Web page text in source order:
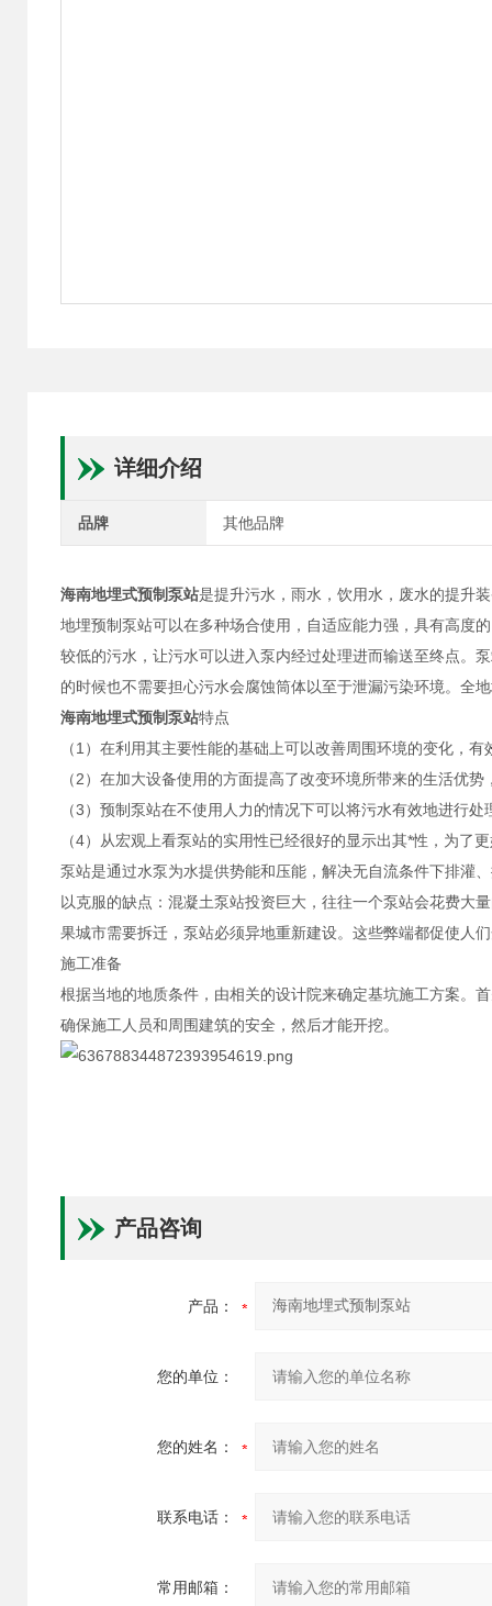
详细介绍
品牌 其他品牌
海南地埋式预制泵站是提升污水，雨水，饮用水，废水的提升
地埋预制泵站可以在多种场合使用，自适应能力强，具有高度
较低的污水，让污水可以进入泵内经过处理进而输送至终点。
的时候也不需要担心污水会腐蚀筒体以至于泄漏污染环境。全
海南地埋式预制泵站特点
（1）在利用其主要性能的基础上可以改善周围环境的变化，
（2）在加大设备使用的方面提高了改变环境所带来的生活优
（3）预制泵站在不使用人力的情况下可以将污水有效地进行
（4）从宏观上看泵站的实用性已经很好的显示出其*性，为了
泵站是通过水泵为水提供势能和压能，解决无自流条件下排灌
以克服的缺点：混凝土泵站投资巨大，往往一个泵站会花费大
果城市需要拆迁，泵站必须异地重新建设。这些弊端都促使人
施工准备
根据当地的地质条件，由相关的设计院来确定基坑施工方案。
确保施工人员和周围建筑的安全，然后才能开挖。
产品咨询
产品：
您的单位：
您的姓名：
联系电话：
常用邮箱：